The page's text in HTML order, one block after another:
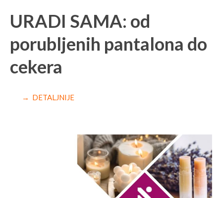
URADI SAMA: od
porubljenih pantalona do
cekera
→ DETALJNIJE